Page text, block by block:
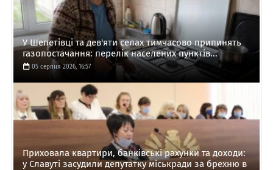
У Шепетівці та дев'яти селах тимчасово припинять
газопостачання: перелік населених пунктів...
05 серпня 2026, 16:57
Приховала квартири, банківські рахунки та доходи:
у Славуті засудили депутатку міськради за брехню в